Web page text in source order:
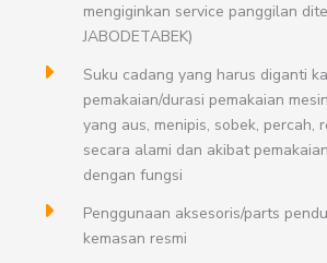
mengiginkan service panggilan
JABODETABEK)
Suku cadang yang harus diganti
pemakaian/durasi pemakaian
yang aus, menipis, sobek, percah,
secara alami dan akibat
dengan fungsi
Penggunaan aksesoris/parts
kemasan resmi